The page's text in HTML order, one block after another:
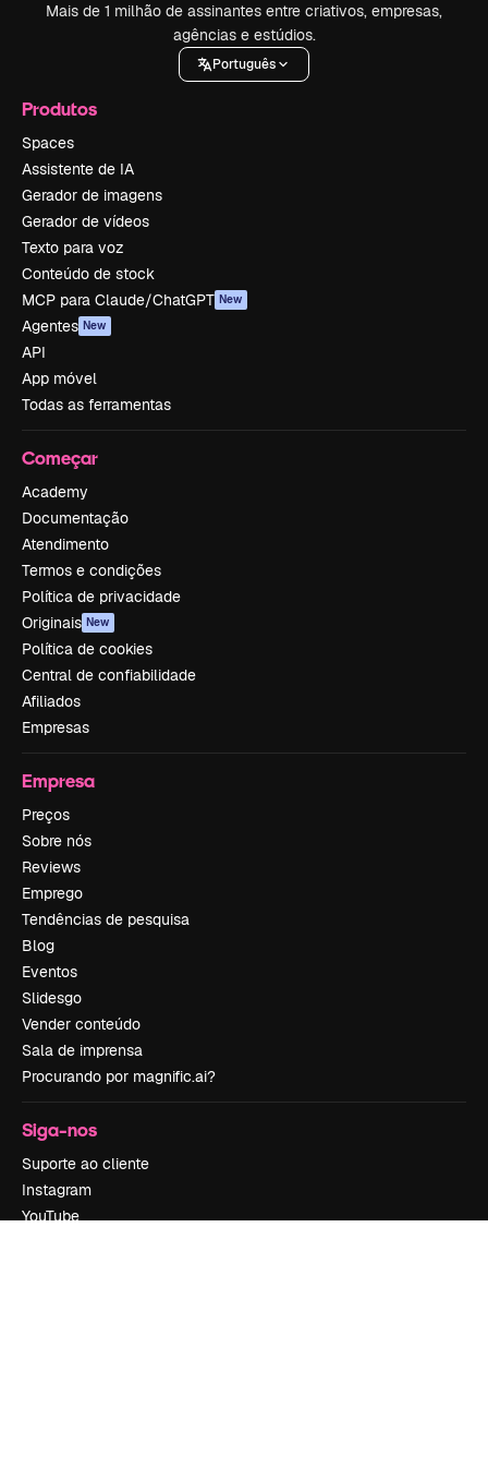
Mais de 1 milhão de assinantes entre criativos, empresas,
agências e estúdios.
Português
Produtos
Spaces
Assistente de IA
Gerador de imagens
Gerador de vídeos
Texto para voz
Conteúdo de stock
MCP para Claude/ChatGPT New
Agentes New
API
App móvel
Todas as ferramentas
Começar
Academy
Documentação
Atendimento
Termos e condições
Política de privacidade
Originais New
Política de cookies
Central de confiabilidade
Afiliados
Empresas
Empresa
Preços
Sobre nós
Reviews
Emprego
Tendências de pesquisa
Blog
Eventos
Slidesgo
Vender conteúdo
Sala de imprensa
Procurando por magnific.ai?
Siga-nos
Suporte ao cliente
Instagram
YouTube